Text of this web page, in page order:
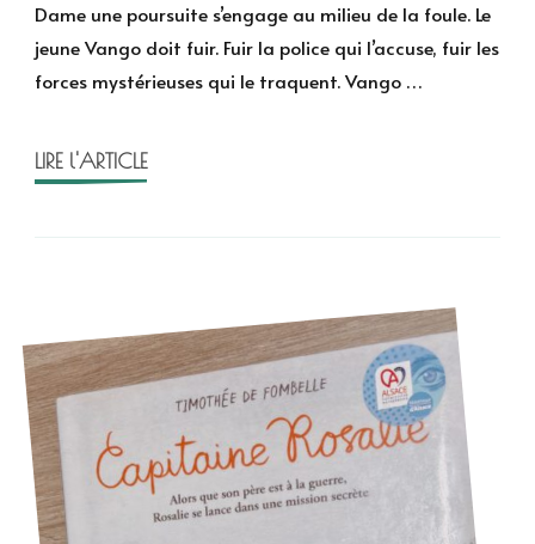
terre
de
Timothée
Dame une poursuite s’engage au milieu de la foule. Le
jeune Vango doit fuir. Fuir la police qui l’accuse, fuir les
forces mystérieuses qui le traquent. Vango …
LIRE l'ARTICLE